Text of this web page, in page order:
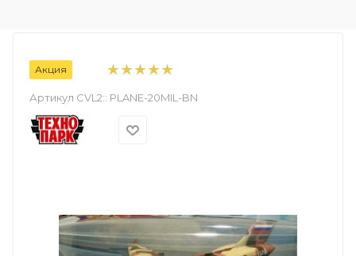
Акция
Артикул CVL2:: PLANE-20MIL-BN